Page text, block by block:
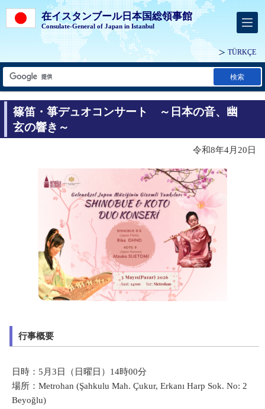
在イスタンブール日本国総領事館
Consulate-General of Japan in Istanbul
TÜRKÇE
検索
篠笛・箏デュオコンサート ～日本の音、幽
玄の響き～
令和8年4月20日
行事概要
日時：5月3日（日曜日）14時00分
場所：Metrohan (Şahkulu Mah. Çukur, Erkanı Harp Sok. No: 2
Beyoğlu)